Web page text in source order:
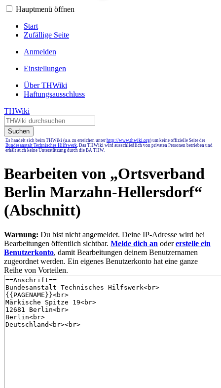
Hauptmenü öffnen
Start
Zufällige Seite
Anmelden
Einstellungen
Über THWiki
Haftungsausschluss
THWiki
Suchen
Es handelt sich beim THWiki (u.a. zu erreichen unter http://www.thwiki.org) um keine offizielle Seite der
Bundesanstalt Technisches Hilfswerk. Das THWiki wird ausschließlich von privaten Personen betrieben und
erhält auch keine Unterstützung durch die BA THW.
Bearbeiten von „Ortsverband
Berlin Marzahn-Hellersdorf“
(Abschnitt)
Warnung: Du bist nicht angemeldet. Deine IP-Adresse wird bei
Bearbeitungen öffentlich sichtbar. Melde dich an odererstelle ein
Benutzerkonto, damit Bearbeitungen deinem Benutzernamen
zugeordnet werden. Ein eigenes Benutzerkonto hat eine ganze
Reihe von Vorteilen.